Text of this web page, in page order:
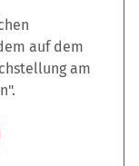
auf dem
am